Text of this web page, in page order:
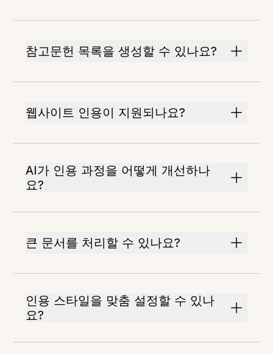
참고문헌 목록을 생성할 수 있나요?
웹사이트 인용이 지원되나요?
AI가 인용 과정을 어떻게 개선하나
요?
큰 문서를 처리할 수 있나요?
인용 스타일을 맞춤 설정할 수 있나
요?